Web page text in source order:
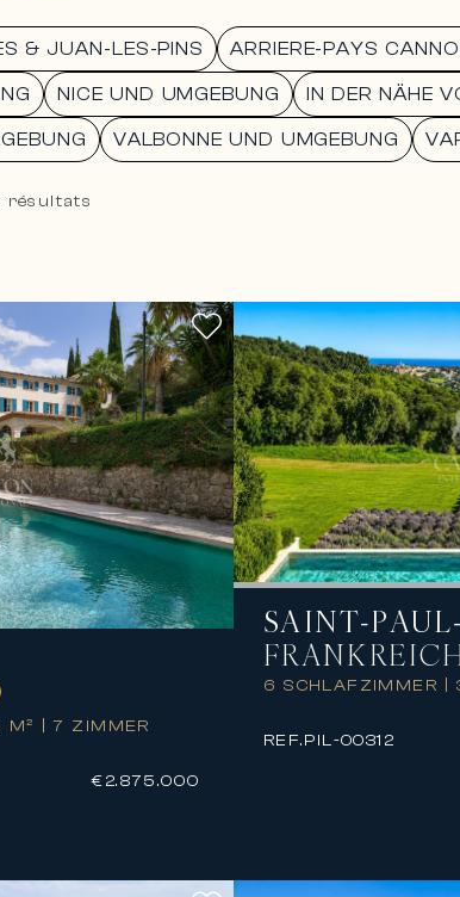
& JUAN-LES-PINS ARRIERE-PAYS
NICE UND UMGEBUNG IN DER NÄHE
VALBONNE UND UMGEBUNG
résultats
M² 7 ZIMMER
€2.875.000
SAINT-
6 SCHLAFZIMMER
REF.PIL-00312